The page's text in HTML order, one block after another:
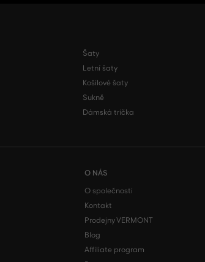
Šaty
Letní šaty
Košilové šaty
Sukně
Dámská trička
O NÁS
O společnosti
Kontakt
Prodejny VERMONT
Blog
Affiliate program